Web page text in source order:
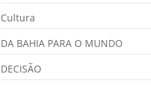
Cultura
DA BAHIA PARA O MUNDO
DECISÃO